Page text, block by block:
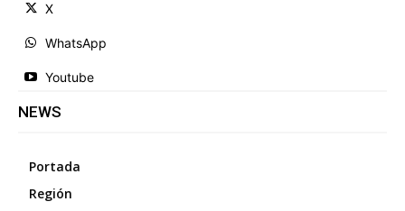
X
WhatsApp
Youtube
NEWS
Portada
Región